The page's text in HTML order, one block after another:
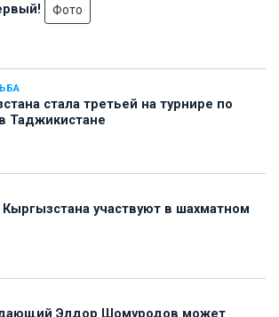
Фото
стала третьей на турнире по
Таджикистане
участвуют в шахматном
Элдор Шомуродов может